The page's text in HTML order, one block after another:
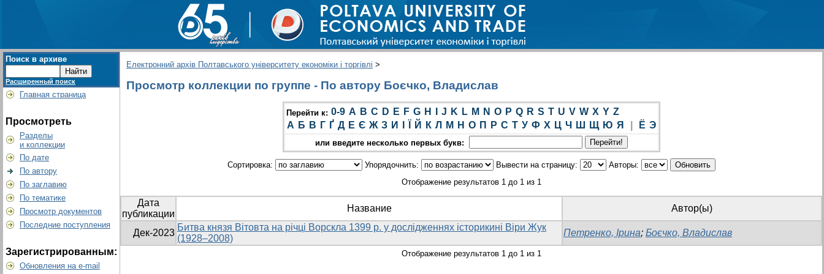
Поиск в архиве
Расширенный поиск
Главная страница
Просмотреть
Разделы
и коллекции
По дате
По автору
По заглавию
По тематике
Просмотр документов
Последние поступления
Зарегистрированным:
Обновления на e-mail
Електронний архів Полтавського університету економіки і торгівлі >
Просмотр коллекции по группе - По автору Боєчко, Владислав
Перейти к: 0-9 A B C D E F G H J K L M N O P Q R S T U V W X Y Z
А Б В Г Ґ Д Е Є Ж З И Й К Л М Н О П Р С Т У Ф Х Ц Ч Ш Щ Ю Я Ё Э
или введите несколько первых букв:
Сортировка: Упорядочнить: Вывести на страницу:
Авторы:
Отображение результатов 1 до 1 из 1
Дата
публикации
Название Автор(ы)
Дек-2023
Битва князя Вітовта на річці Ворскла 1399 р. у дослідженнях історикині Віри Жук
(1928–2008)
Петренко, Ірина; Боєчко, Владислав
Отображение результатов 1 до 1 из 1